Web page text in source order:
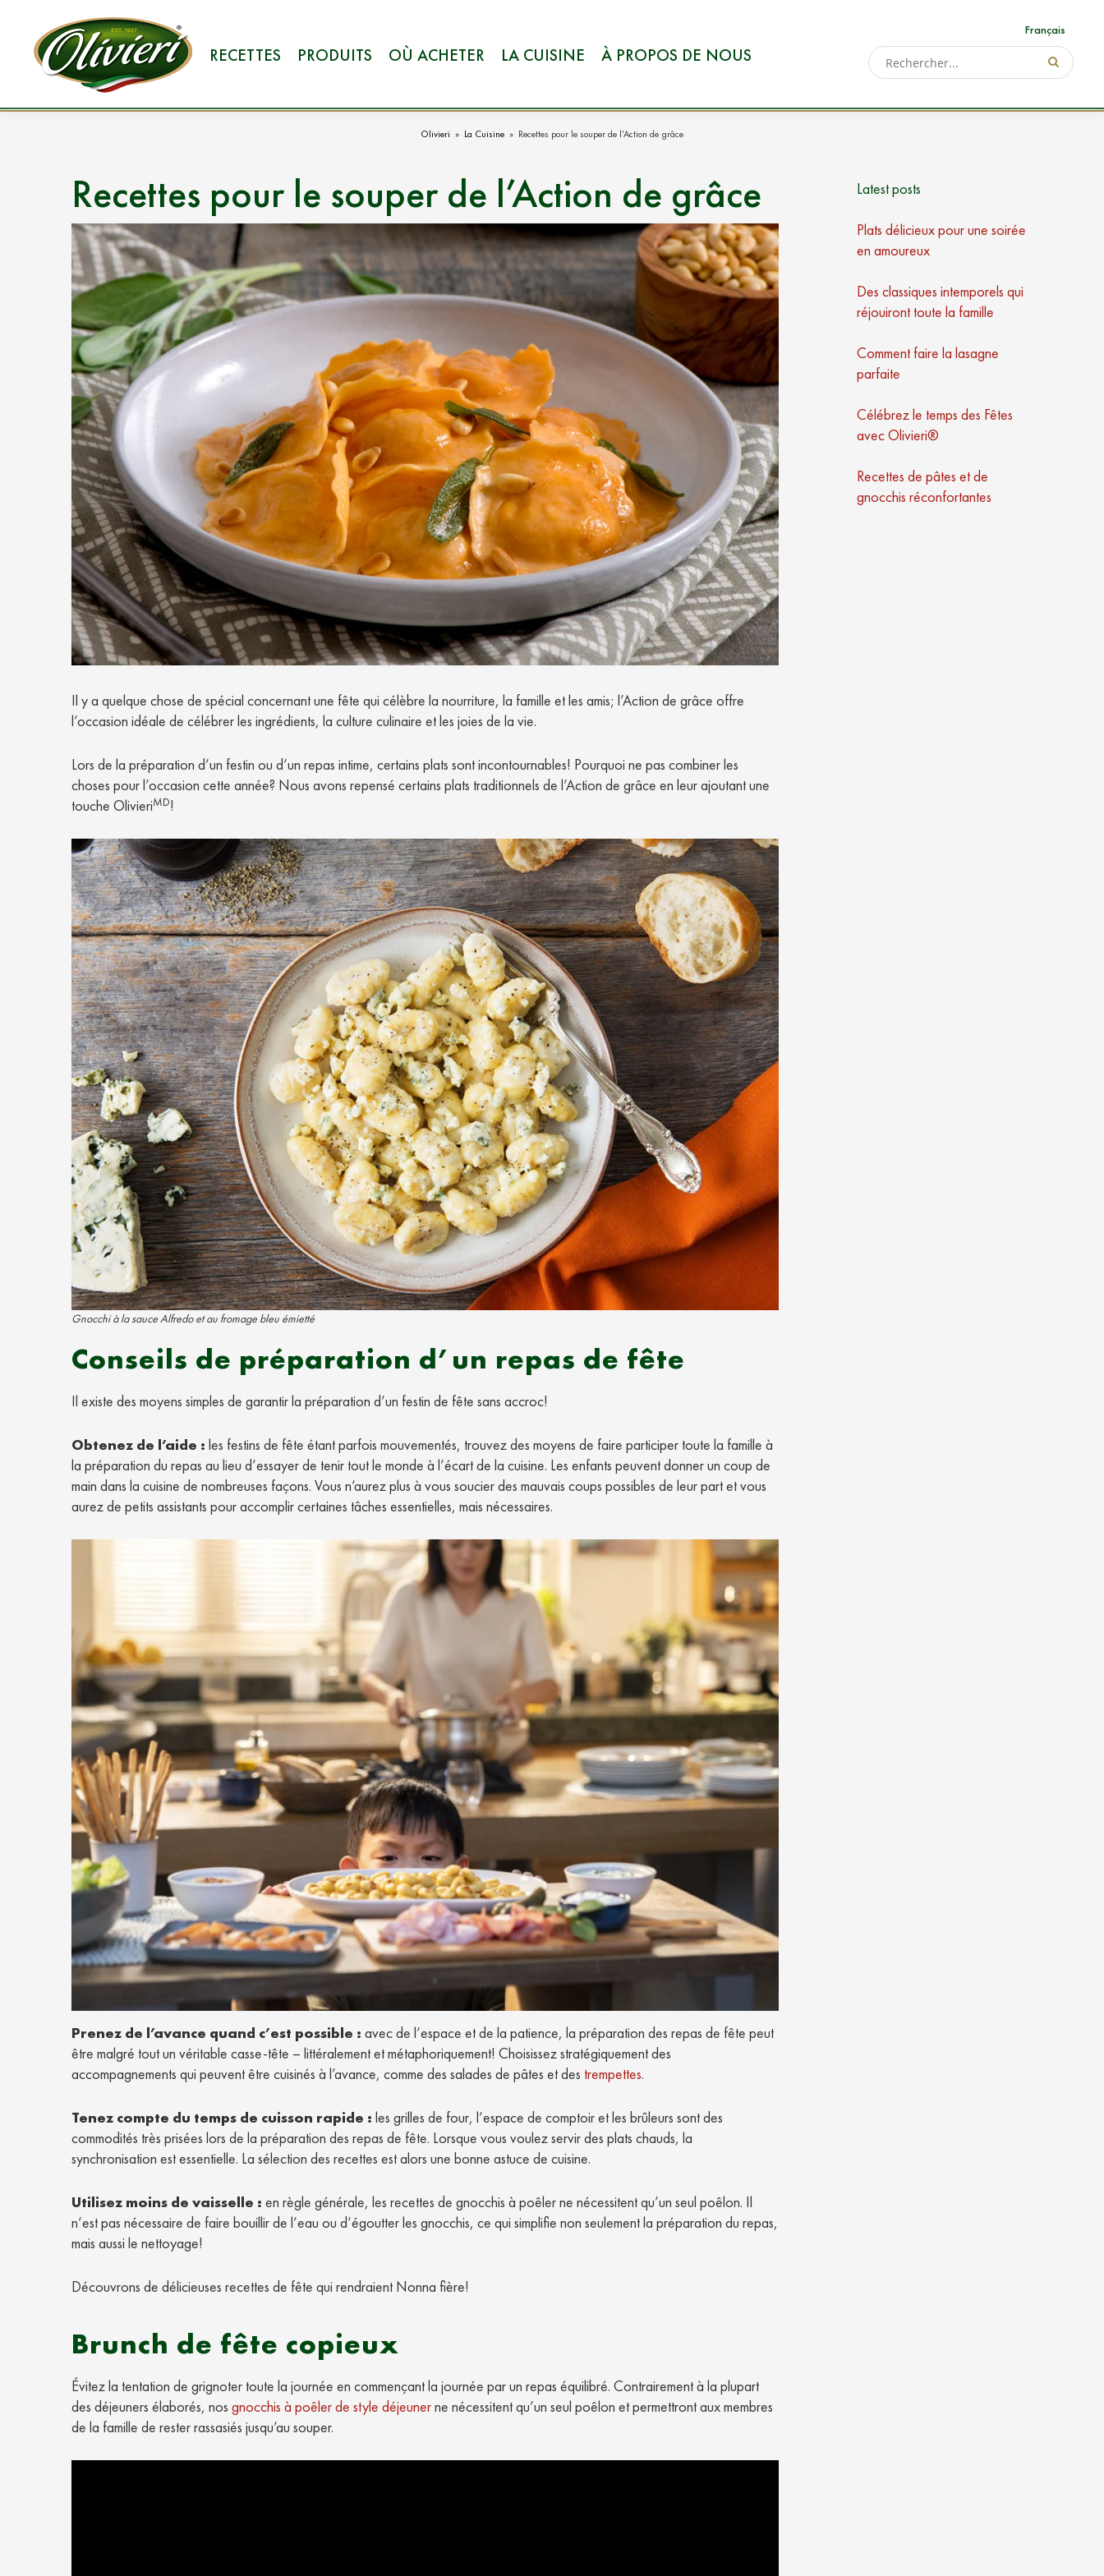
RECETTES PRODUITS OÙ ACHETER LA CUISINE À PROPOS DE NOUS
Français
Olivieri » La Cuisine » Recettes pour le souper de l’Action de grâce
Recettes pour le souper de l’Action de grâce
Il y a quelque chose de spécial concernant une fête qui célèbre la nourriture, la famille et les amis; l’Action de grâce offre
l’occasion idéale de célébrer les ingrédients, la culture culinaire et les joies de la vie.
Lors de la préparation d’un festin ou d’un repas intime, certains plats sont incontournables! Pourquoi ne pas combiner les
choses pour l’occasion cette année? Nous avons repensé certains plats traditionnels de l’Action de grâce en leur ajoutant une
touche OlivieriMD!
Gnocchi à la sauce Alfredo et au fromage bleu émietté
Conseils de préparation d’un repas de fête
Il existe des moyens simples de garantir la préparation d’un festin de fête sans accroc!
Obtenez de l’aide : les festins de fête étant parfois mouvementés, trouvez des moyens de faire participer toute la famille à
la préparation du repas au lieu d’essayer de tenir tout le monde à l’écart de la cuisine. Les enfants peuvent donner un coup de
main dans la cuisine de nombreuses façons. Vous n’aurez plus à vous soucier des mauvais coups possibles de leur part et vous
aurez de petits assistants pour accomplir certaines tâches essentielles, mais nécessaires.
Prenez de l’avance quand c’est possible : avec de l’espace et de la patience, la préparation des repas de fête peut
être malgré tout un véritable casse-tête – littéralement et métaphoriquement! Choisissez stratégiquement des
accompagnements qui peuvent être cuisinés à l’avance, comme des salades de pâtes et des trempettes.
Tenez compte du temps de cuisson rapide : les grilles de four, l’espace de comptoir et les brûleurs sont des
commodités très prisées lors de la préparation des repas de fête. Lorsque vous voulez servir des plats chauds, la
synchronisation est essentielle. La sélection des recettes est alors une bonne astuce de cuisine.
Utilisez moins de vaisselle : en règle générale, les recettes de gnocchis à poêler ne nécessitent qu’un seul poêlon. Il
n’est pas nécessaire de faire bouillir de l’eau ou d’égoutter les gnocchis, ce qui simplifie non seulement la préparation du repas,
mais aussi le nettoyage!
Découvrons de délicieuses recettes de fête qui rendraient Nonna fière!
Brunch de fête copieux
Évitez la tentation de grignoter toute la journée en commençant la journée par un repas équilibré. Contrairement à la plupart
des déjeuners élaborés, nos gnocchis à poêler de style déjeunerne nécessitent qu’un seul poêlon et permettront aux membres
de la famille de rester rassasiés jusqu’au souper.
Latest posts
Plats délicieux pour une soirée
en amoureux
Des classiques intemporels qui
réjouiront toute la famille
Comment faire la lasagne
parfaite
Célébrez le temps des Fêtes
avec Olivieri®
Recettes de pâtes et de
gnocchis réconfortantes